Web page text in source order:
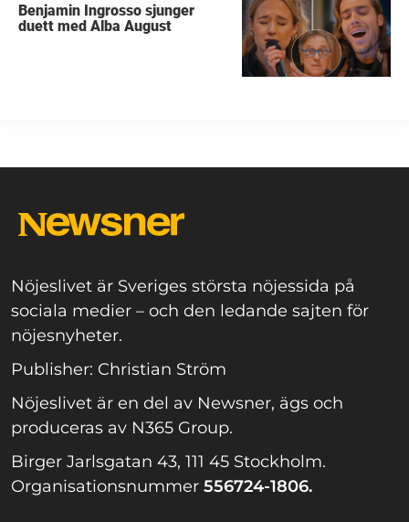
Benjamin Ingrosso sjunger
duett med Alba August
Nöjeslivet är Sveriges största nöjessida på
sociala medier – och den ledande sajten för
nöjesnyheter.
Publisher: Christian Ström
Nöjeslivet är en del av Newsner, ägs och
produceras av N365 Group.
Birger Jarlsgatan 43, 111 45 Stockholm.
Organisationsnummer 556724-1806.